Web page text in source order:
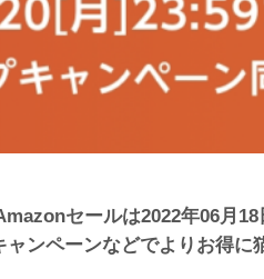
セールは2022年06月
ンペーンなどでよりお得に